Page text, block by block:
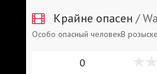
Крайне опасен /
Особо опасный человекВ розыске
0